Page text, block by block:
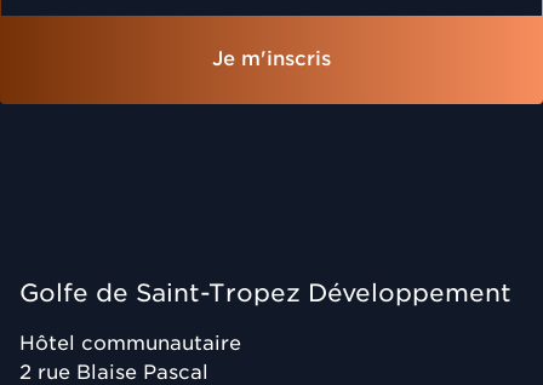
Je m'inscris
Golfe de Saint-Tropez Développement
Hôtel communautaire
2 rue Blaise Pascal